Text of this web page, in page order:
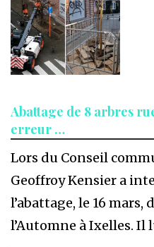
Abattage de 8 arbres
erreur …
Lors du Conseil
Geoffroy Kensier a
l’abattage, le 16 mars,
l’Automne à Ixelles. Il